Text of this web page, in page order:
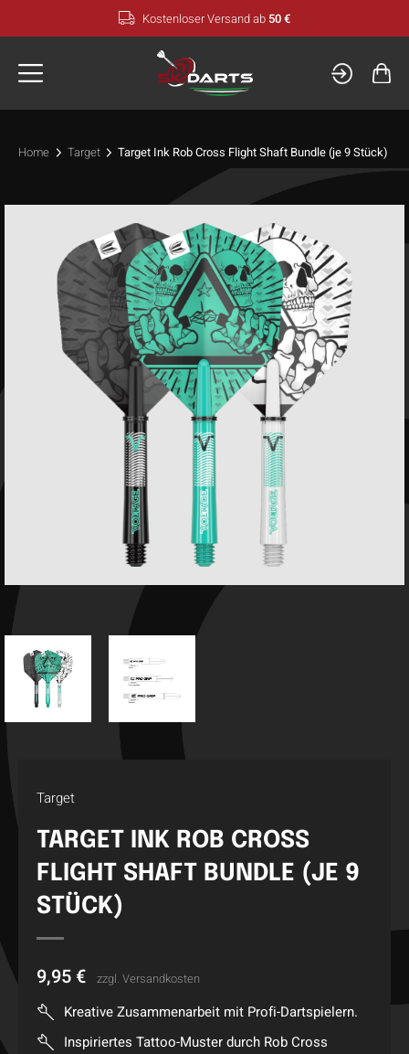
Inhalt
Kostenloser Versand ab 50 €
Home Target Target Ink Rob Cross Flight Shaft Bundle (je 9 Stück)
Target
TARGET INK ROB CROSS
FLIGHT SHAFT BUNDLE (JE 9
STÜCK)
9,95 € zzgl. Versandkosten
Kreative Zusammenarbeit mit Profi-Dartspielern.
Inspiriertes Tattoo-Muster durch Rob Cross